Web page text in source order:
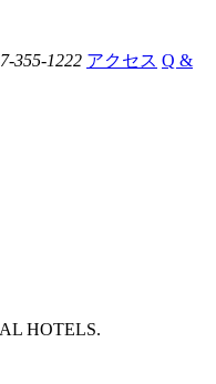
355-1222 アクセス Q &
HOTELS.